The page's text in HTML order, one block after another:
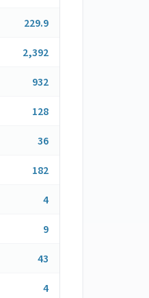
229.9
2,392
932
128
36
182
4
9
43
4